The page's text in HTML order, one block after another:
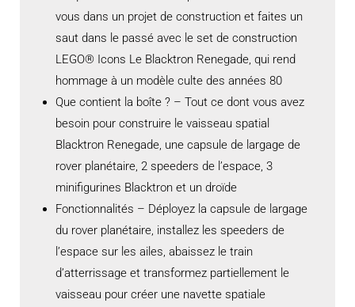
vous dans un projet de construction et faites un
saut dans le passé avec le set de construction
LEGO® Icons Le Blacktron Renegade, qui rend
hommage à un modèle culte des années 80
Que contient la boîte ? – Tout ce dont vous avez
besoin pour construire le vaisseau spatial
Blacktron Renegade, une capsule de largage de
rover planétaire, 2 speeders de l’espace, 3
minifigurines Blacktron et un droïde
Fonctionnalités – Déployez la capsule de largage
du rover planétaire, installez les speeders de
l’espace sur les ailes, abaissez le train
d’atterrissage et transformez partiellement le
vaisseau pour créer une navette spatiale